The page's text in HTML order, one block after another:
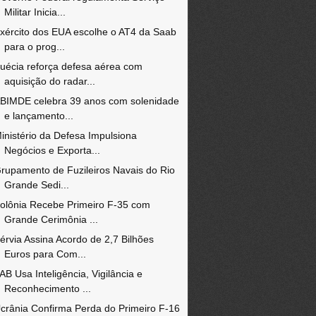
Militar Inicia...
dos EUA escolhe o AT4 da Saab
para o prog...
reforça defesa aérea com
aquisição do radar...
celebra 39 anos com solenidade
e lançamento...
da Defesa Impulsiona
Negócios e Exporta...
de Fuzileiros Navais do Rio
Grande Sedi...
Recebe Primeiro F-35 com
Grande Cerimônia ...
Assina Acordo de 2,7 Bilhões
Euros para Com...
Usa Inteligência, Vigilância e
Reconhecimento ...
Confirma Perda do Primeiro F-16